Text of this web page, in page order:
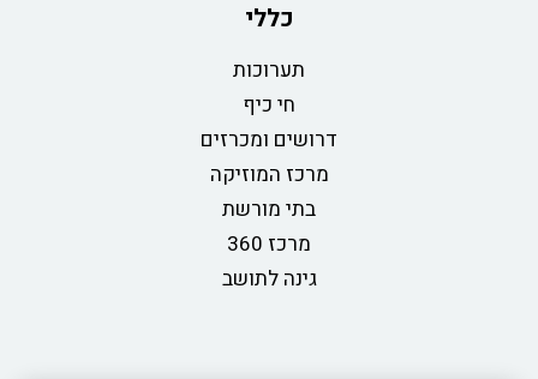
כללי
תערוכות
חי כיף
דרושים ומכרזים
מרכז המוזיקה
בתי מורשת
מרכז 360
גינה לתושב